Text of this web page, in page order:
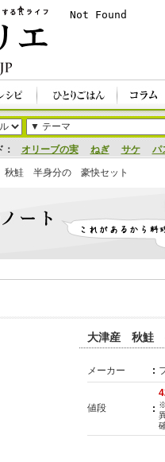
オリーブの実 ねぎ サケ パ
秋鮭 半身分の 豪快セット
大津産 秋鮭
メーカー
値段